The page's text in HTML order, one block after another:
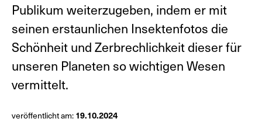
DE
Publikum weiterzugeben, indem er mit
seinen erstaunlichen Insektenfotos die
Schönheit und Zerbrechlichkeit dieser für
unseren Planeten so wichtigen Wesen
vermittelt.
veröffentlicht am: 19.10.2024